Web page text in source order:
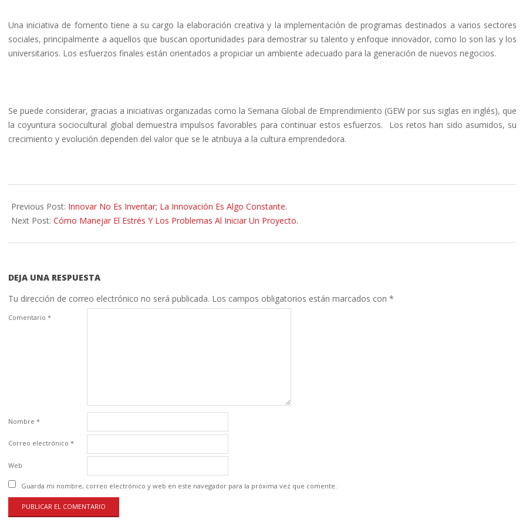
Una iniciativa de fomento tiene a su cargo la elaboración creativa y la implementación de programas destinados a varios sectores
sociales, principalmente a aquellos que buscan oportunidades para demostrar su talento y enfoque innovador, como lo son las y los
universitarios. Los esfuerzos finales están orientados a propiciar un ambiente adecuado para la generación de nuevos negocios.
Se puede considerar, gracias a iniciativas organizadas como la Semana Global de Emprendimiento (GEW por sus siglas en inglés), que
la coyuntura sociocultural global demuestra impulsos favorables para continuar estos esfuerzos. Los retos han sido asumidos, su
crecimiento y evolución dependen del valor que se le atribuya a la cultura emprendedora.
08-
28
Previous Post: Innovar No Es Inventar; La Innovación Es Algo Constante.
Next Post: Cómo Manejar El Estrés Y Los Problemas Al Iniciar Un Proyecto.
DEJA UNA RESPUESTA
Tu dirección de correo electrónico no será publicada. Los campos obligatorios están marcados con *
Comentario *
Nombre *
Correo electrónico *
Web
Guarda mi nombre, correo electrónico y web en este navegador para la próxima vez que comente.